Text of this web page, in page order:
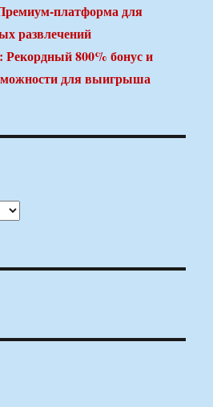
платформа для
развлечений
Рекордный 800% бонус и
для выигрыша